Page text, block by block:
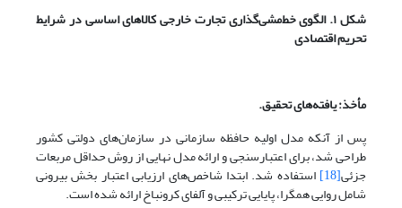
شکل ۱. الگوی خط‌مشی‌گذاری تجارت خارجی کالاهای اساسی در شرایط
تحریم اقتصادی
مأخذ: یافته‌های تحقیق.
پس از آنکه مدل اولیه حافظه سازمانی در سازمان‌های دولتی کشور
طراحی شد، برای اعتبارسنجی و ارائه مدل نهایی از روش حداقل مربعات
جزئی[18] استفاده شد. ابتدا شاخص‌های ارزیابی اعتبار بخش بیرونی
شامل روایی همگرا، پایایی ترکیبی و آلفای کرونباخ ارائه شده است.